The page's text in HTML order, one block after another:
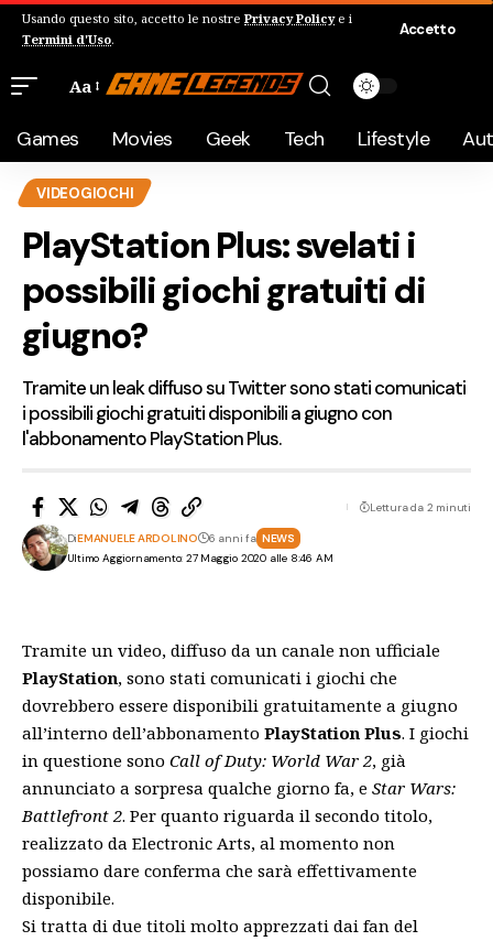
Usando questo sito, accetto le nostre Privacy Policye i
Termini d'Uso.
Accetto
Aa
Games Movies Geek Tech Lifestyle
VIDEOGIOCHI
PlayStation Plus: svelati i
possibili giochi gratuiti di
giugno?
Tramite un leak diffuso su Twitter sono stati comunicati
i possibili giochi gratuiti disponibili a giugno con
l'abbonamento PlayStation Plus.
Ultimo Aggiornamento: 27 Maggio 2020 alle 8:46 AM
DiEMANUELE ARDOLINO 6 anni fa NEWS
Lettura da 2 minuti
Tramite un video, diffuso da un canale non ufficiale
PlayStation, sono stati comunicati i giochi che
dovrebbero essere disponibili gratuitamente a giugno
all’interno dell’abbonamento PlayStation Plus. I giochi
in questione sono Call of Duty: World War 2, già
annunciato a sorpresa qualche giorno fa, e Star Wars:
Battlefront 2. Per quanto riguarda il secondo titolo,
realizzato da Electronic Arts, al momento non
possiamo dare conferma che sarà effettivamente
disponibile.
Si tratta di due titoli molto apprezzati dai fan del